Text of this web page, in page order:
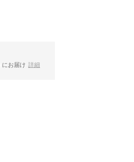
にお届け 詳細